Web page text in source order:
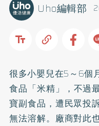
Uho編輯部
很多小嬰兒在5～6個
食品 「米精」，不
寶副食品，遭民眾投
無法溶解。廠商對此